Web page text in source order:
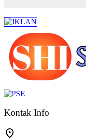
Kontak Info